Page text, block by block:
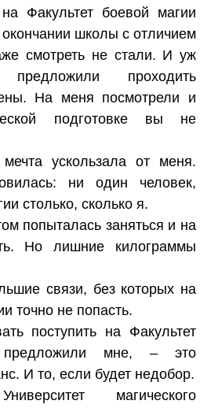
Факультет боевой магии
школы с отличием
смотреть не стали. И уж
проходить
На меня посмотрели и
подготовке вы не
ускользала от меня.
ни один человек,
столько, сколько я.
попыталась заняться и на
Но лишние килограммы
связи, без которых на
точно не попасть.
поступить на Факультет
мне, – это
И то, если будет недобор.
магического